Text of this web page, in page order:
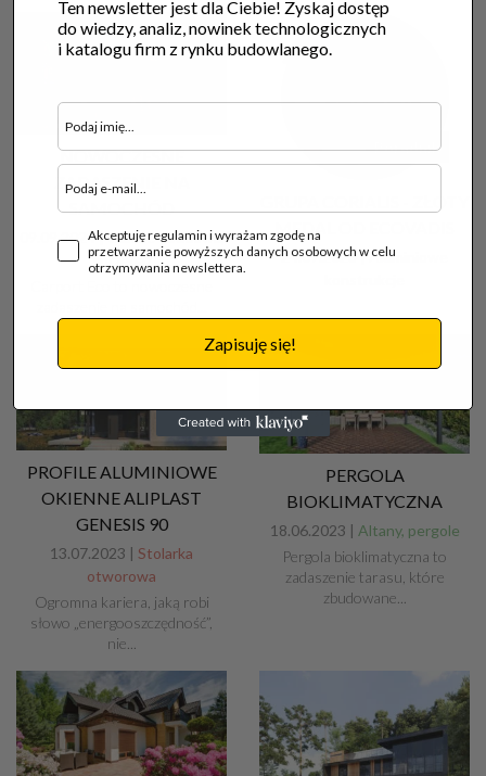
NOWOCZESNE
ZADASZENIE NA
SAMOCHÓD
09.09.2024 |Garaże - budowa,
sprzedaż
Poradnik
MEDAL OD ECOVADIS
24.09.2023 |Aluminiowe
PROFILE ALUMINIOWE
OKIENNE ALIPLAST
GENESIS 90
13.07.2023 | Stolarka
otworowa
Ogromna kariera, jaką robi
słowo „energooszczędność”,
nie...
PERGOLA
BIOKLIMATYCZNA
18.06.2023 | Altany, pergole
Pergola bioklimatyczna to
zadaszenie tarasu, które
zbudowane...
Ten newsletter jest dla Ciebie! Zyskaj dostęp
do wiedzy, analiz, nowinek technologicznych
i katalogu firm z rynku budowlanego.
Akceptuję regulamin i wyrażam zgodę na
przetwarzanie powyższych danych osobowych w celu
otrzymywania newslettera.
Zapisuję się!